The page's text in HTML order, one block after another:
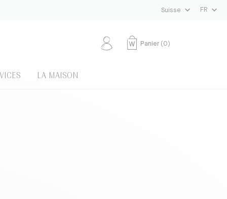
Suisse FR
Panier (0)
LA MAISON